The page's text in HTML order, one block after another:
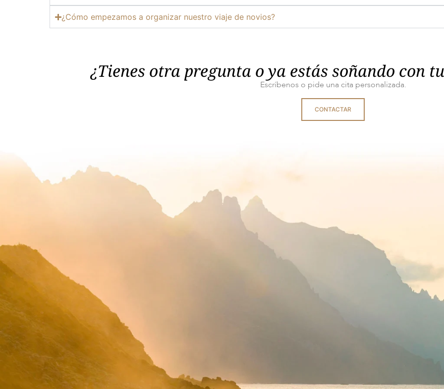
¿Cómo empezamos a organizar nuestro viaje de novios?
¿Tienes otra pregunta o ya estás soñando con
Escríbenos o pide una cita personalizada.
CONTACTAR